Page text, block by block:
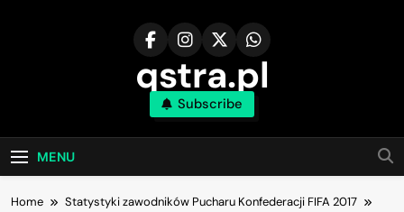
qstra.pl
Subscribe
MENU
Home
Statystyki zawodników Pucharu Konfederacji FIFA 2017